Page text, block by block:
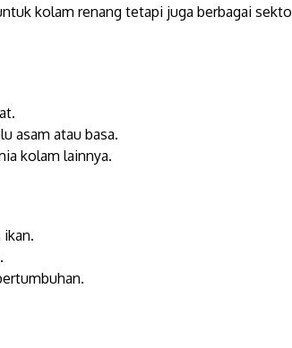
kolam renang tetapi juga berbagai
asam atau basa.
kolam lainnya.